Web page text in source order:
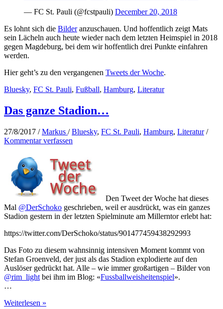
— FC St. Pauli (@fcstpauli) December 20, 2018
Es lohnt sich die Bilderanzuschauen. Und hoffentlich zeigt Mats
sein Lächeln auch heute wieder nach dem letzten Heimspiel in 2018
gegen Magdeburg, bei dem wir hoffentlich drei Punkte einfahren
werden.
Hier geht’s zu den vergangenen Tweets der Woche.
Bluesky, FC St. Pauli, Fußball, Hamburg, Literatur
Das ganze Stadion…
27/8/2017 /Markus /Bluesky, FC St. Pauli, Hamburg, Literatur/
Kommentar verfassen
Den Tweet der Woche hat dieses
Mal @DerSchoko geschrieben, weil er ausdrückt, was ein ganzes
Stadion gestern in der letzten Spielminute am Millerntor erlebt hat:
https://twitter.com/DerSchoko/status/901477459438292993
Das Foto zu diesem wahnsinnig intensiven Moment kommt von
Stefan Groenveld, der just als das Stadion explodierte auf den
Auslöser gedrückt hat. Alle – wie immer großartigen – Bilder von
@rim_light bei ihm im Blog: «Fussballweisheitenspiel».
…
Das
Weiterlesen »